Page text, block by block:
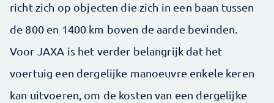
richt zich op objecten die zich in een baan tussen
de 800 en 1400 km boven de aarde bevinden.
Voor JAXA is het verder belangrijk dat het
voertuig een dergelijke manoeuvre enkele keren
kan uitvoeren, om de kosten van een dergelijke